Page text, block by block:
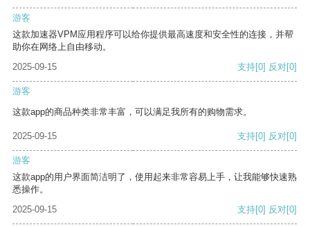
游客
这款加速器VPM应用程序可以给你提供最高速度和安全性的连接，并帮
助你在网络上自由移动。
2025-09-15
支持[0] 反对[0]
游客
这款app的商品种类非常丰富，可以满足我所有的购物需求。
2025-09-15 支持[0] 反对[0]
游客
这款app的用户界面简洁明了，使用起来非常容易上手，让我能够快速熟
悉操作。
2025-09-15
支持[0] 反对[0]